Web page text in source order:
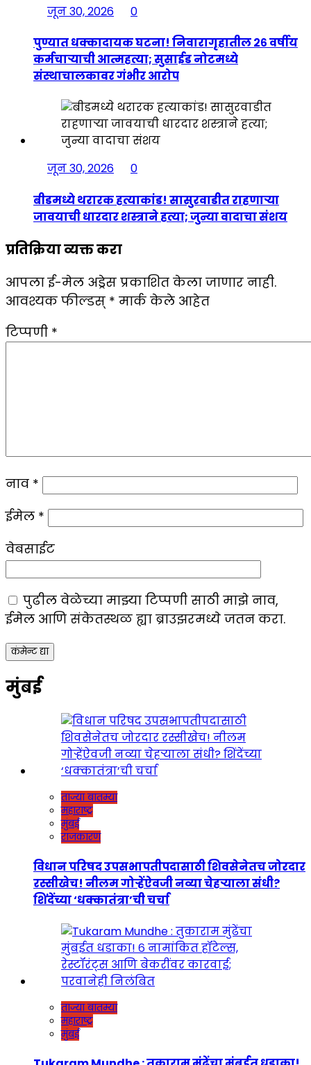
जून 30, 2026
0
पुण्यात धक्कादायक घटना! निवारागृहातील २६ वर्षीय
कर्मचाऱ्याची आत्महत्या; सुसाईड नोटमध्ये
संस्थाचालकावर गंभीर आरोप
जून 30, 2026
0
बीडमध्ये थरारक हत्याकांड! सासुरवाडीत राहणाऱ्या
जावयाची धारदार शस्त्राने हत्या; जुन्या वादाचा संशय
प्रतिक्रिया व्यक्त करा
आपला ई-मेल अड्रेस प्रकाशित केला जाणार नाही.
आवश्यक फील्डस् * मार्क केले आहेत
टिप्पणी *
नाव *
ईमेल *
वेबसाईट
पुढील वेळेच्या माझ्या टिप्पणी साठी माझे नाव,
ईमेल आणि संकेतस्थळ ह्या ब्राउझरमध्ये जतन करा.
मुंबई
ताज्या बातम्या
महाराष्ट्र
मुंबई
राजकारण
विधान परिषद उपसभापतीपदासाठी शिवसेनेतच जोरदार
रस्सीखेच! नीलम गोऱ्हेंऐवजी नव्या चेहऱ्याला संधी?
शिंदेंच्या ‘धक्कातंत्रा’ची चर्चा
ताज्या बातम्या
महाराष्ट्र
मुंबई